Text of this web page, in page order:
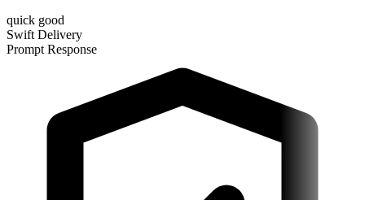
quick good
Swift Delivery
Prompt Response